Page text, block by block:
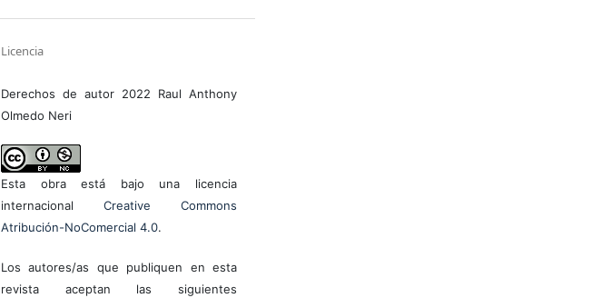
Licencia
Derechos de autor 2022 Raul Anthony
Olmedo Neri
Esta obra está bajo una licencia
internacional Creative Commons
Atribución-NoComercial 4.0.
Los autores/as que publiquen en esta
revista aceptan las siguientes